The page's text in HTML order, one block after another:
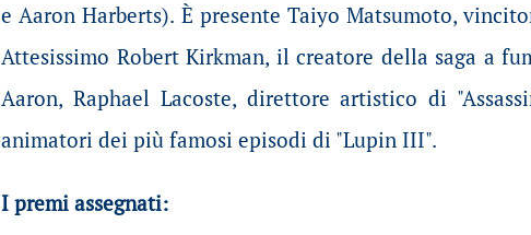
e Aaron Harberts). È presente Taiyo Matsumoto,
Attesissimo Robert Kirkman, il creatore della saga a
Aaron, Raphael Lacoste, direttore artistico di
animatori dei più famosi episodi di "Lupin III".
I premi assegnati: